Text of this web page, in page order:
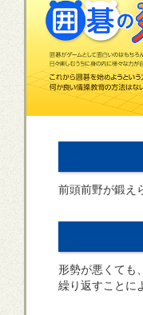
前頭前野が鍛え
形勢が悪くても
繰り返すことに